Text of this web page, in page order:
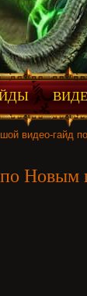
видео-гайд